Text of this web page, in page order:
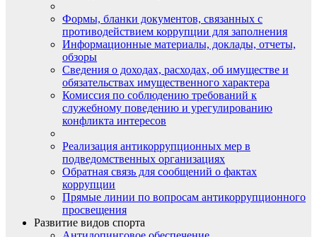
Формы, бланки документов, связанных с
противодействием коррупции для заполнения
Информационные материалы, доклады, отчеты,
обзоры
Сведения о доходах, расходах, об имуществе и
обязательствах имущественного характера
Комиссия по соблюдению требований к
служебному поведению и урегулированию
конфликта интересов
Реализация антикоррупционных мер в
подведомственных организациях
Обратная связь для сообщений о фактах
коррупции
Прямые линии по вопросам антикоррупционного
просвещения
Развитие видов спорта